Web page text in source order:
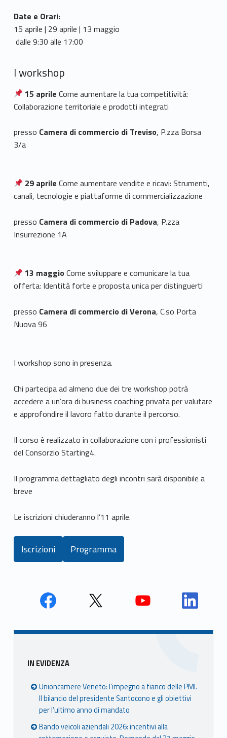
Date e Orari:
15 aprile | 29 aprile | 13 maggio
dalle 9:30 alle 17:00
I workshop
15 aprileCome aumentare la tua competitività:
Collaborazione territoriale e prodotti integrati
presso Camera di commercio di Treviso, P.zza Borsa
3/a
29 aprile Come aumentare vendite e ricavi: Strumenti,
canali, tecnologie e piattaforme di commercializzazione
presso Camera di commercio di Padova, P.zza
Insurrezione 1A
13 maggioCome sviluppare e comunicare la tua
offerta: Identità forte e proposta unica per distinguerti
presso Camera di commercio di Verona, C.so Porta
Nuova 96
I workshop sono in presenza.
Chi partecipa ad almeno due dei tre workshop potrà
accedere a un’ora di business coaching privata per valutare
e approfondire il lavoro fatto durante il percorso.
Il corso è realizzato in collaborazione con i professionisti
del Consorzio Starting4.
Il programma dettagliato degli incontri sarà disponibile a
breve
Le iscrizioni chiuderanno l’11 aprile.
Iscrizioni Programma
book
mer
Ven
eto
ter
Ven
eto
ube
Ven
eto
edin
Ven
eto
Skip back to main navigation
Sidebar
IN EVIDENZA
Unioncamere Veneto: l’impegno a fianco delle PMI.
Il bilancio del presidente Santocono e gli obiettivi
per l’ultimo anno di mandato
Bando veicoli aziendali 2026: incentivi alla